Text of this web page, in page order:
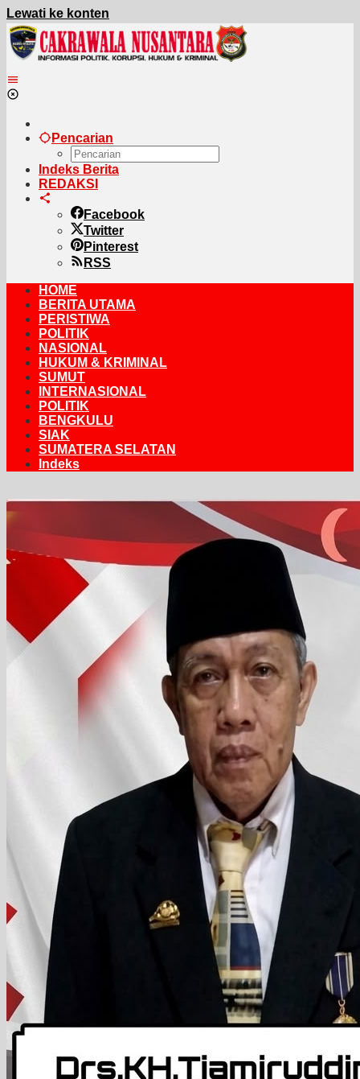
Lewati ke konten
Pencarian
Indeks Berita
REDAKSI
Facebook
Twitter
Pinterest
RSS
HOME
BERITA UTAMA
PERISTIWA
POLITIK
NASIONAL
HUKUM & KRIMINAL
SUMUT
INTERNASIONAL
POLITIK
BENGKULU
SIAK
SUMATERA SELATAN
Indeks